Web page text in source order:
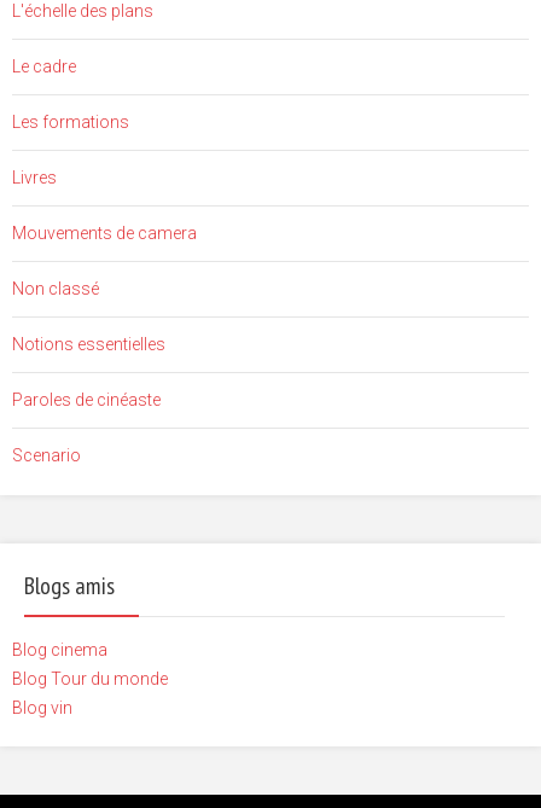
L'échelle des plans
Le cadre
Les formations
Livres
Mouvements de camera
Non classé
Notions essentielles
Paroles de cinéaste
Scenario
Blogs amis
Blog cinema
Blog Tour du monde
Blog vin